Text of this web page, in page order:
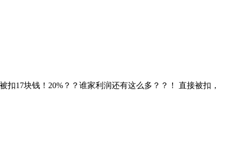
扣17块钱！20%？？谁家利润还有这么多？？！ 直接被扣，